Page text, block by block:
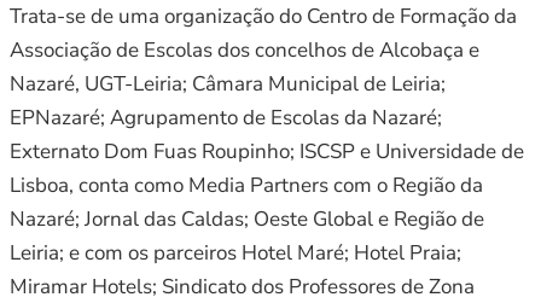
Trata-se de uma organização do Centro de Formação da
Associação de Escolas dos concelhos de Alcobaça e
Nazaré, UGT-Leiria; Câmara Municipal de Leiria;
EPNazaré; Agrupamento de Escolas da Nazaré;
Externato Dom Fuas Roupinho; ISCSP e Universidade de
Lisboa, conta como Media Partners com o Região da
Nazaré; Jornal das Caldas; Oeste Global e Região de
Leiria; e com os parceiros Hotel Maré; Hotel Praia;
Miramar Hotels; Sindicato dos Professores de Zona